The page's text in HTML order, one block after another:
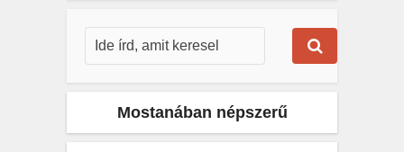
Mostanában népszerű